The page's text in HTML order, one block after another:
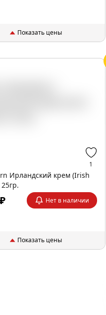
Показать цены
1
Ирландский крем (Irish
Нет в наличии
Показать цены